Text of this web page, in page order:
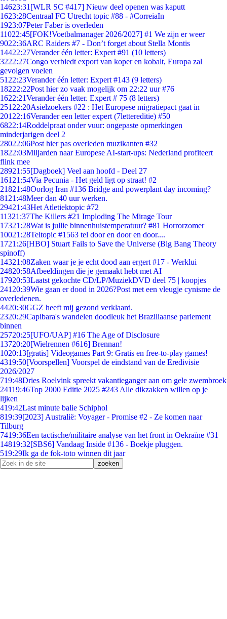
14623:31 [WLR SC #417] Nieuw deel openen was kaputt
1623:28Centraal FC Utrecht topic #88 - #CorreiaIn
1923:07Peter Faber is overleden
11022:45[FOK!Voetbalmanager 2026/2027] #1 We zijn er weer
9022:36ARC Raiders #7 - Don’t forget about Stella Montis
14422:27Verander één letter: Expert #91 (10 letters)
3222:27Congo verbiedt export van koper en kobalt, Europa zal
gevolgen voelen
51 22:23Verander één letter: Expert #143 (9 letters)
18222:22Post hier zo vaak mogelijk om 22:22 uur #76
1622:21Verander één letter. Expert # 75 (8 letters)
251 22:20Asielzoekers #22 : Het Europese migratiepact gaat in
201 22:16Verander een letter expert (7lettereditie) #50
6822:14Roddelpraat onder vuur: ongepaste opmerkingen
minderjarigen deel 2
28022:06Post hier pas overleden muzikanten #32
1822:03Miljarden naar Europese AI-start-ups: Nederland profiteert
flink mee
28921:55[Dagboek] Veel aan hoofd - Deel 27
161 21:54Via Pecunia - Het geld ligt op straat! #2
21821:48Oorlog Iran #136 Bridge and powerplant day incoming?
81 21:48Meer dan 40 uur werken.
29421:43Het Atletiektopic #72
11321:37The Killers #21 Imploding The Mirage Tour
17321:28Wat is jullie binnenhuistemperatuur? #81 Horrorzomer
10021:28Teltopic #1563 tel door en door en door....
1721:26[HBO] Stuart Fails to Save the Universe (Big Bang Theory
spinoff)
14321:08Zaken waar je je echt dood aan ergert #17 - Werklui
24820:58Afbeeldingen die je gemaakt hebt met AI
17920:53Laatst gekochte CD/LP/MuziekDVD deel 75 | koopjes
241 20:39Wie gaan er dood in 2026?Post met een vleugje cynisme de
overledenen.
4420:30GGZ heeft mij gezond verklaard.
2320:29Capibara's wandelen doodleuk het Braziliaanse parlement
binnen
25720:25[UFO/UAP] #16 The Age of Disclosure
13720:20[Wielrennen #616] Brennan!
1020:13[gratis] Videogames Part 9: Gratis en free-to-play games!
4319:50[Voorspellen] Voorspel de eindstand van de Eredivisie
2026/2027
719:48Dries Roelvink spreekt vakantieganger aan om gele zwembroek
24119:46Top 2000 Editie 2025 #243 Alle dikzakken willen op je
lijken
419:42Last minute balie Schiphol
819:39[2023] Australië: Voyager - Promise #2 - Ze komen naar
Tilburg
7419:36Een tactische/militaire analyse van het front in Oekraïne #31
14819:32[SBS6] Vandaag Inside #136 - Boekje pluggen.
519:29Ik ga de fok-toto winnen dit jaar